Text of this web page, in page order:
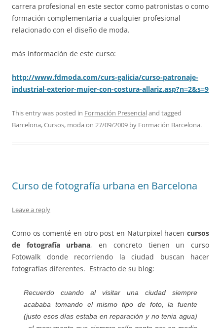
carrera profesional en este sector como patronistas o como
formación complementaria a cualquier profesional
relacionado con el diseño de moda.
más información de este curso:
http://www.fdmoda.com/curs-galicia/curso-patronaje-
industrial-exterior-mujer-con-costura-allariz.asp?n=2&s=9
This entry was posted in Formación Presencialand tagged
Barcelona,Cursos, moda on 27/09/2009 by Formación Barcelona.
Curso de fotografía urbana en Barcelona
Leave a reply
Como os comenté en otro post en Naturpixel hacen cursos
de fotografía urbana, en concreto tienen un curso
Fotowalk donde recorriendo la ciudad buscan hacer
fotografías diferentes. Estracto de su blog:
Recuerdo cuando al visitar una ciudad siempre
acababa tomando el mismo tipo de foto, la fuente
(justo esos días estaba en reparación y no tenia agua)